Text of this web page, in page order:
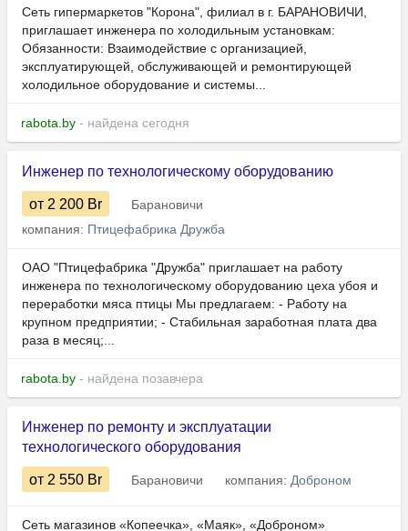
Сеть гипермаркетов "Корона", филиал в г. БАРАНОВИЧИ,
приглашает инженера по холодильным установкам:
Обязанности: Взаимодействие с организацией,
эксплуатирующей, обслуживающей и ремонтирующей
холодильное оборудование и системы...
rabota.by - найдена сегодня
Инженер по технологическому оборудованию
от 2 200 Br
Барановичи
компания: Птицефабрика Дружба
ОАО "Птицефабрика "Дружба" приглашает на работу
инженера по технологическому оборудованию цеха убоя и
переработки мяса птицы Мы предлагаем: - Работу на
крупном предприятии; - Стабильная заработная плата два
раза в месяц;...
rabota.by - найдена позавчера
Инженер по ремонту и эксплуатации
технологического оборудования
от 2 550 Br Барановичи компания: Доброном
Сеть магазинов «Копеечка», «Маяк», «Доброном»